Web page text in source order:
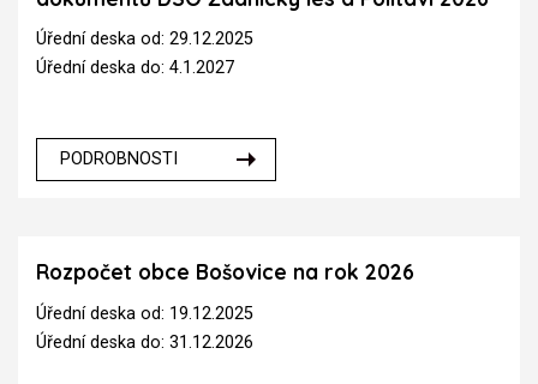
Úřední deska od: 29.12.2025
Úřední deska do: 4.1.2027
PODROBNOSTI
Rozpočet obce Bošovice na rok 2026
Úřední deska od: 19.12.2025
Úřední deska do: 31.12.2026